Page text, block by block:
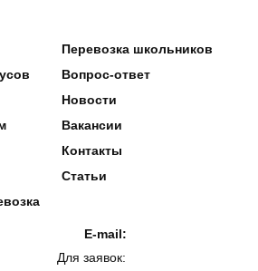
Перевозка школьников
Вопрос-ответ
Новости
Вакансии
Контакты
Статьи
E-mail:
Для заявок: